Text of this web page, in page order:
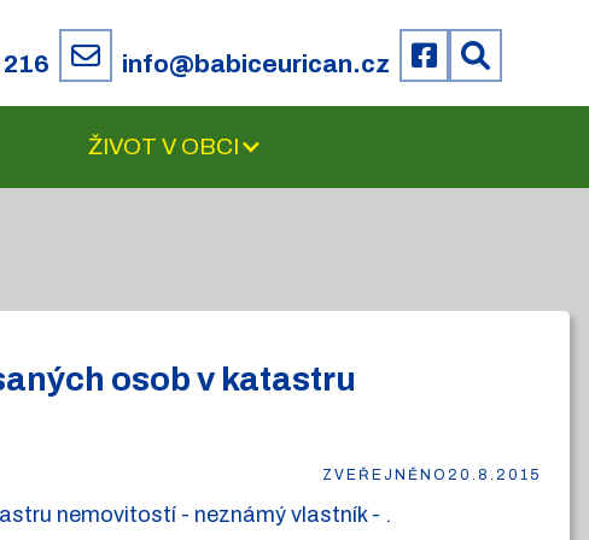
info@babiceurican.cz
ŽIVOT V OBCI
osob v katastru
ZVEŘEJNĚNO 20.8.2015
nemovitostí - neznámý vlastník - .